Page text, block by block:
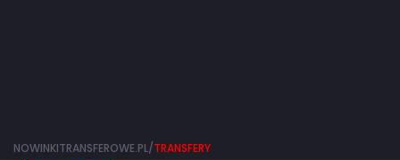
NOWINKITRANSFEROWE.PL/TRANSFERY